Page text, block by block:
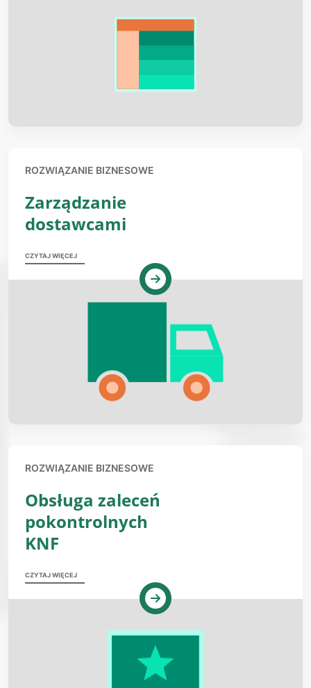
ROZWIĄZANIE BIZNESOWE
Zarządzanie
dostawcami
CZYTAJ WIĘCEJ
ROZWIĄZANIE BIZNESOWE
Obsługa zaleceń
pokontrolnych
KNF
CZYTAJ WIĘCEJ